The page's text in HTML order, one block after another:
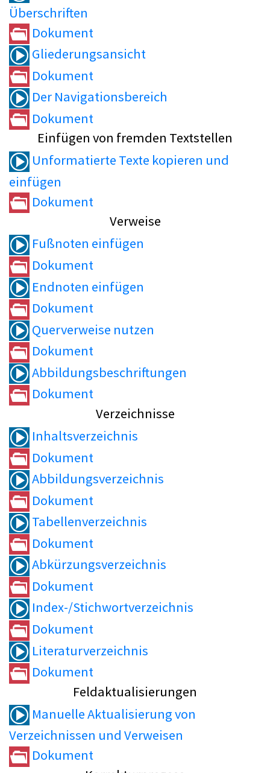
Überschriften
Dokument
Gliederungsansicht
Dokument
Der Navigationsbereich
Dokument
Einfügen von fremden Textstellen
Unformatierte Texte kopieren und
einfügen
Dokument
Verweise
Fußnoten einfügen
Dokument
Endnoten einfügen
Dokument
Querverweise nutzen
Dokument
Abbildungsbeschriftungen
Dokument
Verzeichnisse
Inhaltsverzeichnis
Dokument
Abbildungsverzeichnis
Dokument
Tabellenverzeichnis
Dokument
Abkürzungsverzeichnis
Dokument
Index-/Stichwortverzeichnis
Dokument
Literaturverzeichnis
Dokument
Feldaktualisierungen
Manuelle Aktualisierung von
Verzeichnissen und Verweisen
Dokument